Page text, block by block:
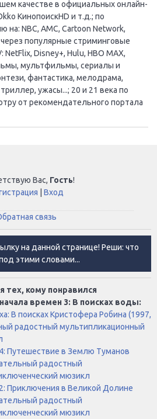
качестве в официальных онлайн-
КинопоискHD и т.д.; по
NBC, AMC, Cartoon Network,
через популярные стриминговые
Disney+, Hulu, HBO MAX,
мультфильмы, сериалы и
фантастика, мелодрама,
ужасы...; 20 и 21 века по
от рекомендательного портала
Вас, Гость!
Вход
связь
на данной странице! Реши: что
этими словами...
кому понравился
времен 3: В поисках воды:
В поисках Кристофера Робина (1997,
радостный мультипликационный
Путешествие в Землю Туманов
радостный
мюзикл
Приключения в Великой Долине
радостный
мюзикл